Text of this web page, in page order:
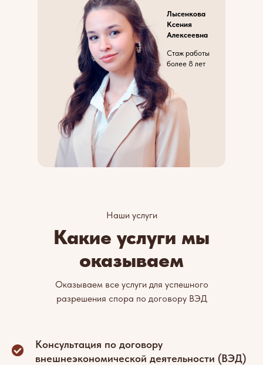
Лысенкова
Ксения
Алексеевна
Стаж работы
более 8 лет
Какие услуги мы
оказываем
Наши услуги
Оказываем все услуги для успешного
разрешения спора по договору ВЭД
Консультация по договору
внешнеэкономической деятельности (ВЭД)